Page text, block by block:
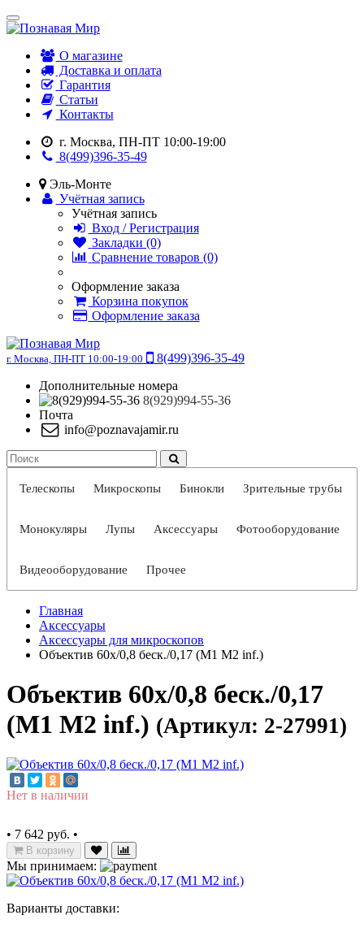
О магазине
Доставка и оплата
Гарантия
Статьи
Контакты
г. Москва, ПН-ПТ 10:00-19:00
8(499)396-35-49
Эль-Монте
Учётная запись
Учётная запись
Вход / Регистрация
Закладки (0)
Сравнение товаров (0)
Оформление заказа
Корзина покупок
Оформление заказа
г. Москва, ПН-ПТ 10:00-19:00
8(499)396-35-49
Дополнительные номера
8(929)994-55-36
Почта
info@poznavajamir.ru
Телескопы Микроскопы Бинокли Зрительные трубы
Монокуляры Лупы Аксессуары Фотооборудование
Видеооборудование Прочее
Главная
Аксессуары
Аксессуары для микроскопов
Объектив 60х/0,8 беск./0,17 (М1 М2 inf.)
Объектив 60х/0,8 беск./0,17
(М1 М2 inf.) (Артикул: 2-27991)
Нет в наличии
• 7 642 руб. •
В корзину
Мы принимаем:
Варианты доставки: